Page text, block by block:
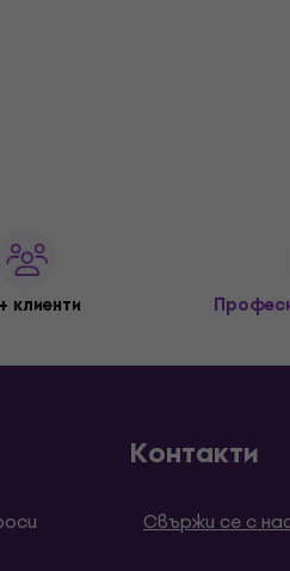
клиенти
Контакти
Свържи се с